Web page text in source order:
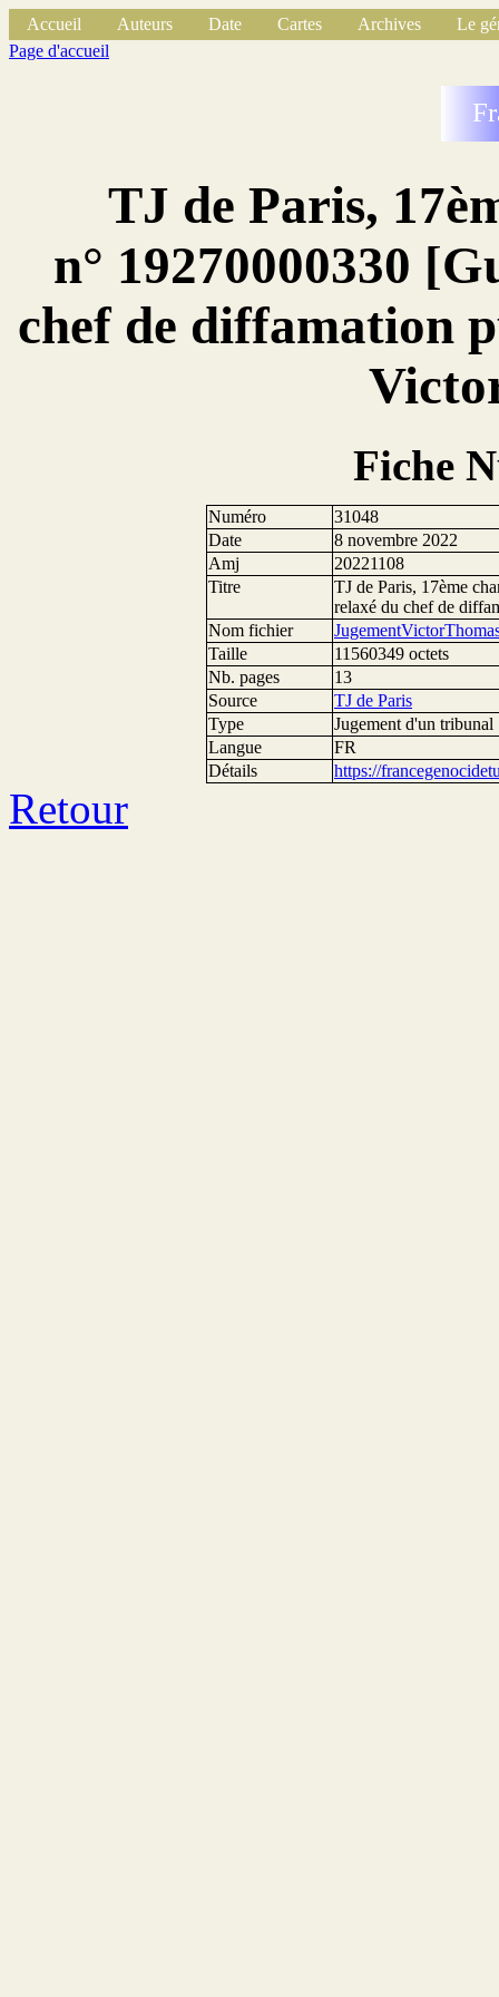
Accueil Auteurs Date Cartes Archives
Le
Page d'accueil
TJ de Paris,
n° 19270000330
chef de diffamation
Fiche
Numéro
31048
Date
8 novembre 2022
Amj
20221108
Titre
TJ de Paris, 17ème
relaxé du chef de
Nom fichier
Taille
11560349 octets
Nb. pages
13
Source
TJ de Paris
Type
Jugement d'un tribunal
Langue
FR
Détails
https://
Retour